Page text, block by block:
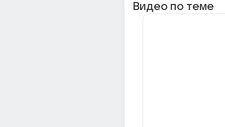
Видео по теме